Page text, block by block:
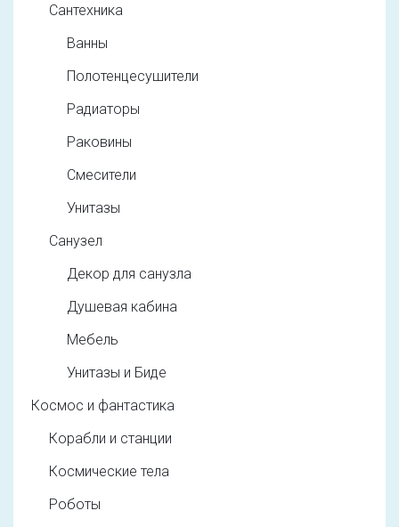
Сантехника
Ванны
Полотенцесушители
Радиаторы
Раковины
Смесители
Унитазы
Санузел
Декор для санузла
Душевая кабина
Мебель
Унитазы и Биде
Космос и фантастика
Корабли и станции
Космические тела
Роботы